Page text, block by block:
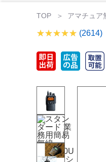
TOP アマチュア
(2614)